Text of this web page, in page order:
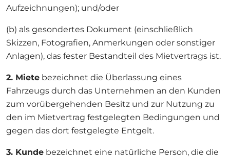
Aufzeichnungen); und/oder
(b) als gesondertes Dokument (einschließlich
Skizzen, Fotografien, Anmerkungen oder sonstiger
Anlagen), das fester Bestandteil des Mietvertrags ist.
2. Miete bezeichnet die Überlassung eines
Fahrzeugs durch das Unternehmen an den Kunden
zum vorübergehenden Besitz und zur Nutzung zu
den im Mietvertrag festgelegten Bedingungen und
gegen das dort festgelegte Entgelt.
3. Kunde bezeichnet eine natürliche Person, die die